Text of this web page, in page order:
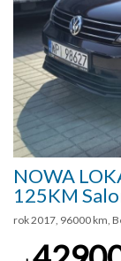
NOWA
125KM
rok 2017, 96000 km,